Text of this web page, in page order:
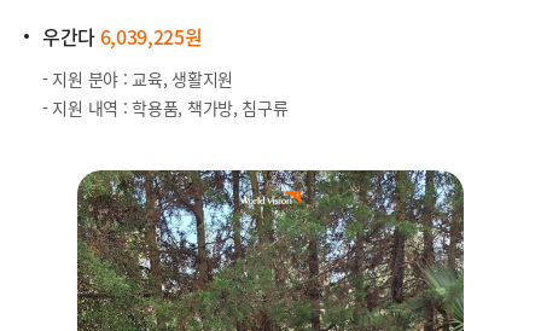
우간다6,039,225원
- 지원 분야 : 교육, 생활지원
- 지원 내역 : 학용품, 책가방, 침구류